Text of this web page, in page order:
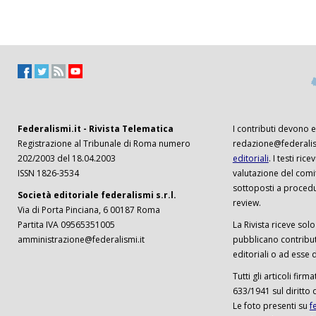
Federalismi.it - Rivista Telematica
Registrazione al Tribunale di Roma numero
202/2003 del 18.04.2003
ISSN 1826-3534
Società editoriale federalismi s.r.l.
Via di Porta Pinciana, 6 00187 Roma
Partita IVA 09565351005
amministrazione@federalismi.it
I contributi devono
editoriali. I testi
valutazione del
sottoposti a
review.
La Rivista riceve
pubblicano
editoriali o ad esse
Tutti gli articoli
633/1941 sul diritto
Le foto presenti su